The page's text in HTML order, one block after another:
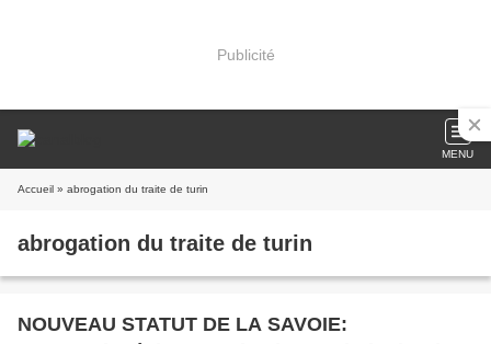
Publicité
MENU
Accueil » abrogation du traite de turin
abrogation du traite de turin
NOUVEAU STATUT DE LA SAVOIE: